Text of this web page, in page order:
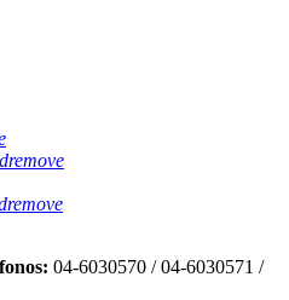
remove
remove
04-6030570 / 04-6030571 /